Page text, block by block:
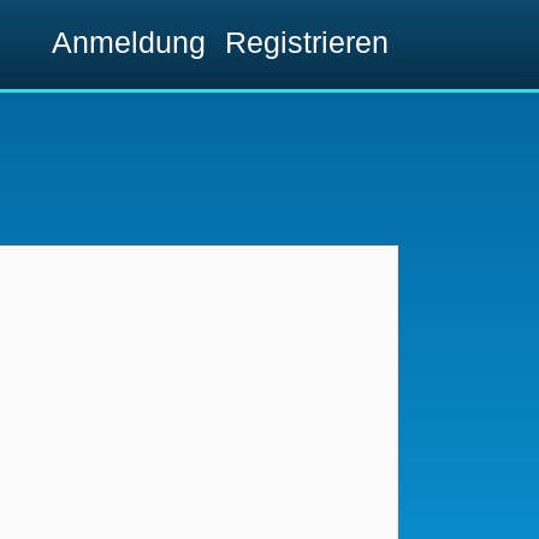
Anmeldung Registrieren